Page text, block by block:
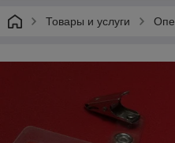
Товары и услуги